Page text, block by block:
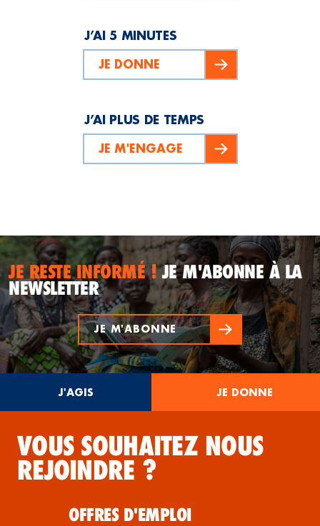
J’AI 5 MINUTES
JE DONNE
J’AI PLUS DE TEMPS
JE M'ENGAGE
JE RESTE INFORMÉ !JE M'ABONNE À LA
NEWSLETTER
JE M'ABONNE
J'AGIS JE DONNE
VOUS SOUHAITEZ NOUS
REJOINDRE ?
OFFRES D'EMPLOI